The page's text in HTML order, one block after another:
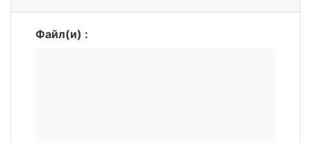
Файл(и) :